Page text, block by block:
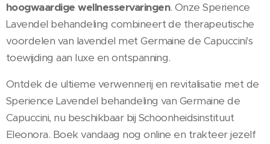
hoogwaardige wellnesservaringen. Onze Sperience
Lavendel behandeling combineert de therapeutische
voordelen van lavendel met Germaine de Capuccini's
toewijding aan luxe en ontspanning.
Ontdek de ultieme verwennerij en revitalisatie met de
Sperience Lavendel behandeling van Germaine de
Capuccini, nu beschikbaar bij Schoonheidsinstituut
Eleonora. Boek vandaag nog online en trakteer jezelf